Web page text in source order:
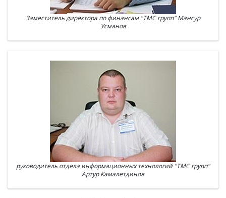
Заместитель директора по финансам "ТМС групп" Мансур
Усманов
руководитель отдела информационных технологий "ТМС групп"
Артур Камалетдинов